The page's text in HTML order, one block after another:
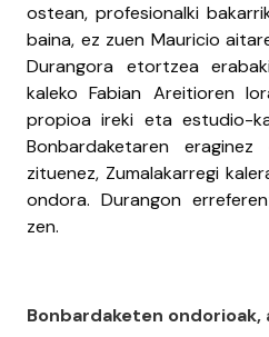
ostean, profesionalki
baina, ez zuen Mauricio
Durangora etortzea
kaleko Fabian Areitioren
propioa ireki eta estudio-
Bonbardaketaren
zituenez, Zumalakarregi
ondora. Durangon
zen.
Bonbardaketen ondorioak,